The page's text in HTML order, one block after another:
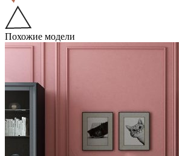
Похожие модели